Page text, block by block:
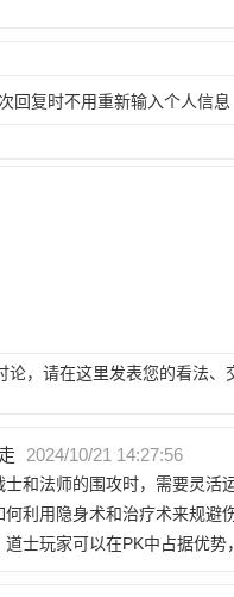
回复时不用重新输入个人信息
，请在这里发表您的看法、
2024/10/21 14:27:56
士和法师的围攻时，需要灵活
何利用隐身术和治疗术来规避
士玩家可以在PK中占据优势